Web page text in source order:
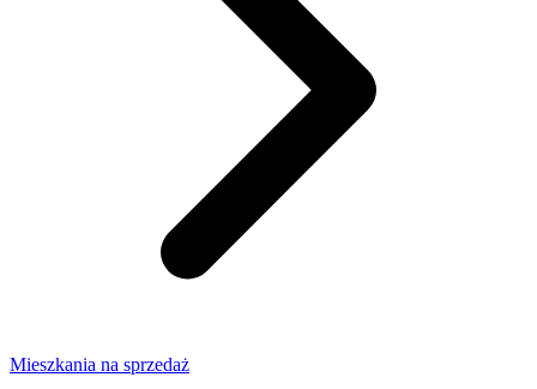
Mieszkania na sprzedaż